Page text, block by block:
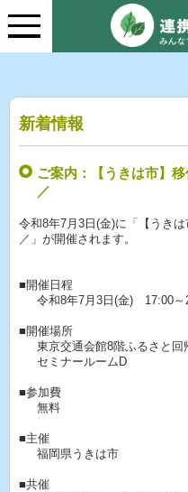
新着情報
ご案内：【うきは市】
／
令和8年7月3日(金)に「【うき
／」が開催されます。
■開催日程
令和8年7月3日(金) 17:00～
■開催場所
東京交通会館8階ふるさと回
セミナールームD
■参加費
無料
■主催
福岡県うきは市
■共催